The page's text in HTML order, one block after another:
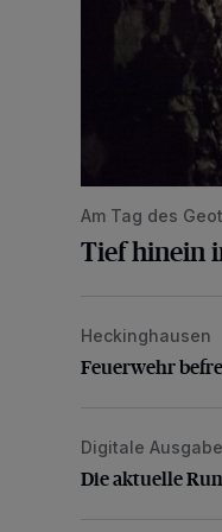
Am Tag des
Tief hinein
Feuerwehr
Heckinghausen
Feuerwehr
Die aktuelle
Digitale Ausgabe
Die aktuelle